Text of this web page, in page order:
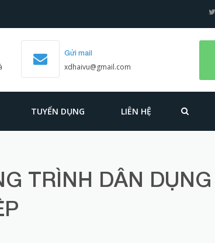
Gửi mail
xdhaivu@gmail.com
TUYỂN DỤNG LIÊN HỆ
TRÌNH DÂN